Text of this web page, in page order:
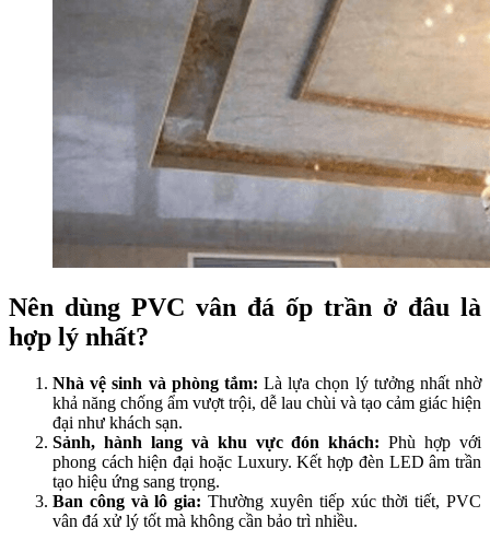
Nên dùng PVC vân đá ốp trần ở đâu là
hợp lý nhất?
Nhà vệ sinh và phòng tắm: Là lựa chọn lý tưởng nhất nhờ
khả năng chống ẩm vượt trội, dễ lau chùi và tạo cảm giác hiện
đại như khách sạn.
Sảnh, hành lang và khu vực đón khách: Phù hợp với
phong cách hiện đại hoặc Luxury. Kết hợp đèn LED âm trần
tạo hiệu ứng sang trọng.
Ban công và lô gia: Thường xuyên tiếp xúc thời tiết, PVC
vân đá xử lý tốt mà không cần bảo trì nhiều.